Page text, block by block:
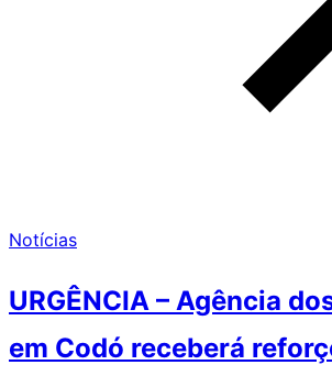
Notícias
URGÊNCIA – Agência
em Codó receberá